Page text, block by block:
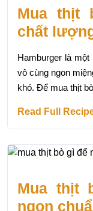
Mua thịt
chất
Hamburger là
vô cùng ngon
khó. Để mua thịt
Read Full
Mua thịt
ngon